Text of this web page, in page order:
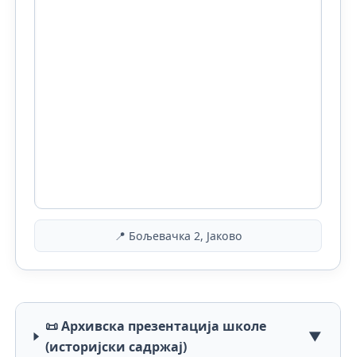
📍 Бољевачка 2, Јаково
📜 Архивска презентација школе
(историјски садржај)
▼